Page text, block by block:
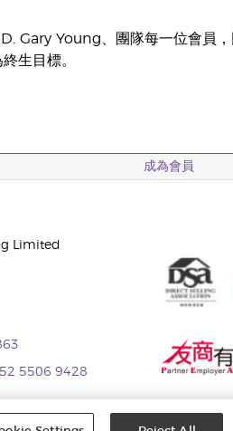
Young、團隊每一位會員，
生目標。
成為會員
Limited
5506 9428